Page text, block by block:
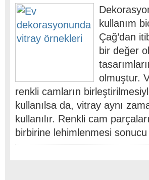
kullanım
Çağ’dan
bir değer
olmuştur.
renkli camların
kullanılsa da, vitray aynı
kullanılır. Renkli cam
birbirine lehimlenmesi